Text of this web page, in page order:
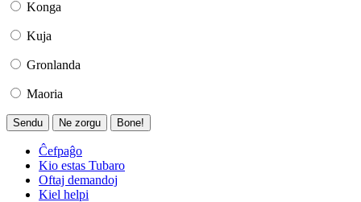
Konga
Kuja
Gronlanda
Maoria
Sendu Ne zorgu Bone!
Ĉefpaĝo
Kio estas Tubaro
Oftaj demandoj
Kiel helpi